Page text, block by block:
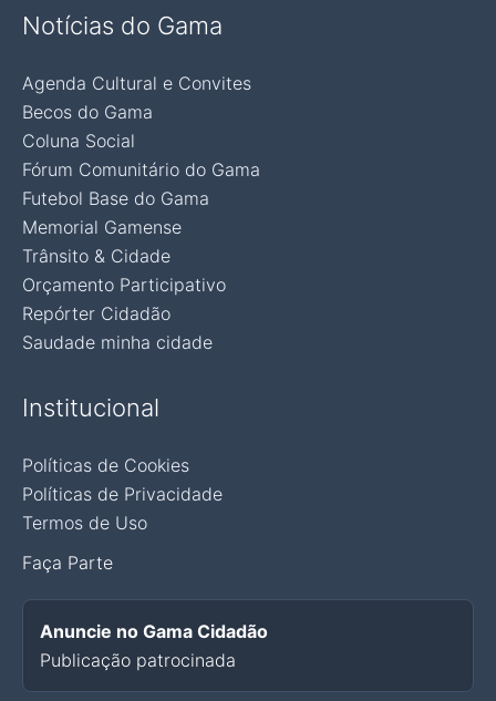
Notícias do Gama
Agenda Cultural e Convites
Becos do Gama
Coluna Social
Fórum Comunitário do Gama
Futebol Base do Gama
Memorial Gamense
Trânsito & Cidade
Orçamento Participativo
Repórter Cidadão
Saudade minha cidade
Institucional
Políticas de Cookies
Políticas de Privacidade
Termos de Uso
Faça Parte
Anuncie no Gama Cidadão
Publicação patrocinada